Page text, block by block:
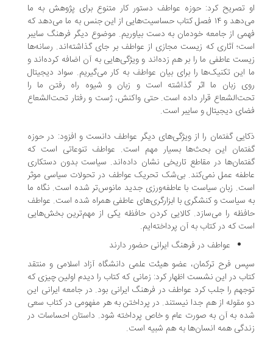
تصریح کرد: حوزه عواطف دستور کار متنوع برای پژوهش به ما
می‌دهد و ۱۴ فصل کتاب حساسیت‌هایی از این جنس به ما می‌دهد که
از جامعه خودمان به دست بیاوریم. موضوع دیگر فرهنگ سایبر
آثاری که زیست مجازی از عواطف بر جای گذاشته‌اند. رسانه‌ها
عاطفی ما را بر هم‌ زده‌اند و ویژگی‌هایی به آن اضافه کرده‌اند و
این تکنیک‌ها را برای بیان عواطف به کار می‌گیریم. سواد دیجیتال
زبان ما اثر گذاشته است و زبان و شیوه راه رفتن ما را
قرار داده است. حتی واکنش، ژست و رفتار تحت‌الشعاع
دیجیتال و سایبر است.
گفتمان را از ویژگی‌های دیگر عواطف دانست و افزود: در حوزه
این بحث‌ها بسیار مهم است. عواطف تنوعاتی است که
در مقاطع تاریخی نشان داده‌اند. سیاست بدون دستکاری
عمل نمی‌کند. بی‌شک تحریک عواطف در تحولات سیاسی موثر
زبان سیاست با عاطفه‌ورزی جدید مانوس‌تر شده است. نگاه ما
سیاست و کنشگری با ابزارگری‌های عاطفی همراه شده است. عواطف
را می‌سازد. کالایی کردن حافظه یکی از مهم‌ترین بخش‌هایی
که در کتاب به آن پرداخته‌ایم.
عواطف در فرهنگ ایرانی حضور دارند
فرح ترکمان، عضو هیئت علمی دانشگاه آزاد اسلامی و منتقد
در این نشست اظهار کرد: زمانی که کتاب را دیدم اولین چیزی که
را جلب کرد عواطف در فرهنگ ایرانی بود. در جامعه ایرانی این
مقوله از هم جدا نیستند. در پرداختن به هر مفهومی در کتاب سعی
به آن به صورت عام و خاص پرداخته شود. داستان احساسات در
همه انسان‌ها به هم شبیه است.